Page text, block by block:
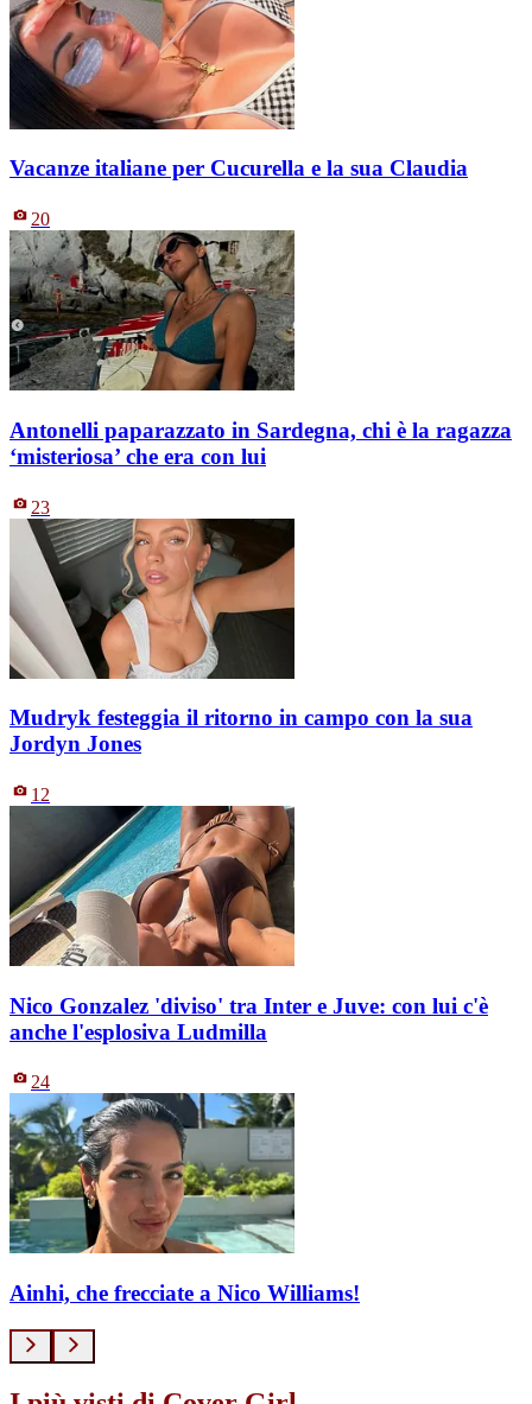
Vacanze italiane per Cucurella e la sua Claudia
20
Antonelli paparazzato in Sardegna, chi è la ragazza
‘misteriosa’ che era con lui
23
Mudryk festeggia il ritorno in campo con la sua
Jordyn Jones
12
Nico Gonzalez 'diviso' tra Inter e Juve: con lui c'è
anche l'esplosiva Ludmilla
24
Ainhi, che frecciate a Nico Williams!